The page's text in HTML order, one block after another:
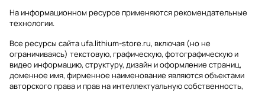
На информационном ресурсе применяютсярекомендательные
технологии.
Все ресурсы сайта ufa.lithium-store.ru, включая (но не
ограничиваясь) текстовую, графическую, фотографическую и
видео информацию, структуру, дизайн и оформление страниц,
доменное имя, фирменное наименование являются объектами
авторского права и прав на интеллектуальную собственность,